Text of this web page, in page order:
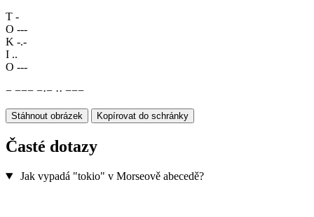
T -
O ---
K -.-
I ..
O ---
− −−− −·− ·· −−−
Stáhnout obrázek Kopírovat do schránky
Časté dotazy
Jak vypadá "tokio" v Morseově abecedě?